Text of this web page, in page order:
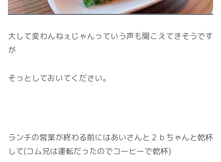
大して変わんねぇじゃんっていう声も聞こえてきそうです
が
そっとしておいてください。
ランチの営業が終わる前にはあいさんと２ｂちゃんと乾杯
して(コム兄は運転だったのでコーヒーで乾杯)